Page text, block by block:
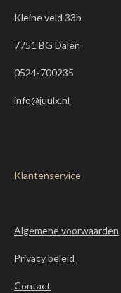
Kleine veld 33b
7751 BG Dalen
0524-700235
info@juulx.nl
Klantenservice
Algemene voorwaarden
Privacy beleid
Contact